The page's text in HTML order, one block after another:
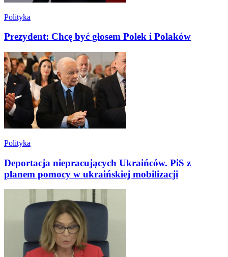
Polityka
Prezydent: Chcę być głosem Polek i Polaków
Polityka
Deportacja niepracujących Ukraińców. PiS z
planem pomocy w ukraińskiej mobilizacji